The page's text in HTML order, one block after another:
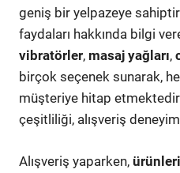
geniş bir yelpazeye
faydaları hakkında bilgi
vibratörler, masaj yağları,
birçok seçenek sunarak,
müşteriye hitap
çeşitliliği, alışveriş
Alışveriş yaparken,